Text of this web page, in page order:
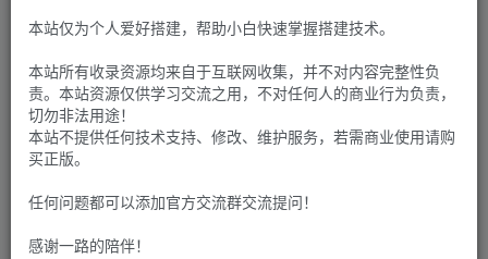
梦幻西游96
系Q群---736021860---GM游戏AI网---管理员《易云服务器-
https://123.yxjs.ltd/cart》。】
G币30 G币100
本站仅为个人爱好搭建，帮助小白快速掌握搭建技术。
本站所有收录资源均来自于互联网收集，并不对内容完整性负
责。本站资源仅供学习交流之用，不对任何人的商业行为负责，
切勿非法用途！
本站不提供任何技术支持、修改、维护服务，若需商业使用请购
买正版。
任何问题都可以添加官方交流群交流提问！
感谢一路的陪伴！